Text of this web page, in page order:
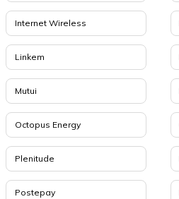
Internet Wireless
Linkem
Mutui
Octopus Energy
Plenitude
Postepay